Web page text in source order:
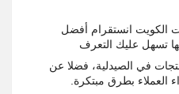
الكويت انستقرام أفضل
تسهل عليك التعرف
في الصيدلية، فضلا عن
العملاء بطرق مبتكرة.